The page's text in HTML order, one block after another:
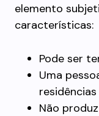
elemento
características:
Pode ser
Uma
Não